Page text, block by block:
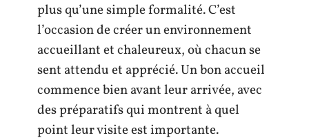
plus qu’une simple formalité. C’est
l’occasion de créer un environnement
accueillant et chaleureux, où chacun se
sent attendu et apprécié. Un bon accueil
commence bien avant leur arrivée, avec
des préparatifs qui montrent à quel
point leur visite est importante.